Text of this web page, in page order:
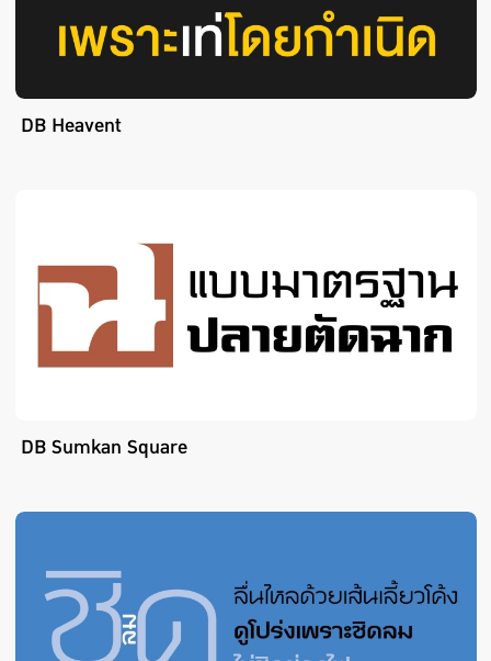
DB Heavent
DB Sumkan Square